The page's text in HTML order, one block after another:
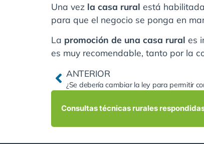
Una vez la casa rural está
para que el negocio se ponga en
La promoción de una casa rural es
es muy recomendable, tanto por la
ANTERIOR
¿Se debería cambiar la ley para permitir
Consultas técnicas rurales